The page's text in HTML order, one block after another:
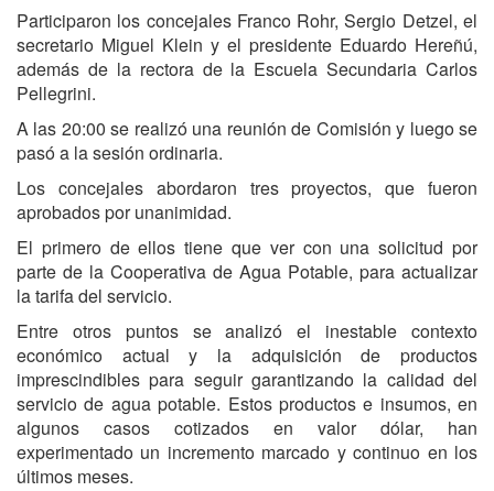
Participaron los concejales Franco Rohr, Sergio Detzel, el
secretario Miguel Klein y el presidente Eduardo Hereñú,
además de la rectora de la Escuela Secundaria Carlos
Pellegrini.
A las 20:00 se realizó una reunión de Comisión y luego se
pasó a la sesión ordinaria.
Los concejales abordaron tres proyectos, que fueron
aprobados por unanimidad.
El primero de ellos tiene que ver con una solicitud por
parte de la Cooperativa de Agua Potable, para actualizar
la tarifa del servicio.
Entre otros puntos se analizó el inestable contexto
económico actual y la adquisición de productos
imprescindibles para seguir garantizando la calidad del
servicio de agua potable. Estos productos e insumos, en
algunos casos cotizados en valor dólar, han
experimentado un incremento marcado y continuo en los
últimos meses.